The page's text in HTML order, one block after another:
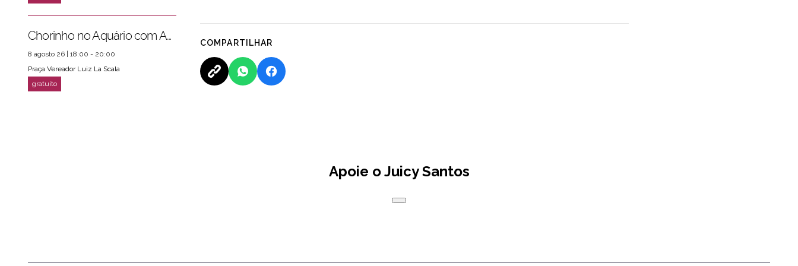
COMPARTILHAR
Chorinho no Aquário com Amigos da Música e Mari Torres
8 agosto 26 | 18:00 - 20:00
Praça Vereador Luiz La Scala
Apoie o Juicy Santos